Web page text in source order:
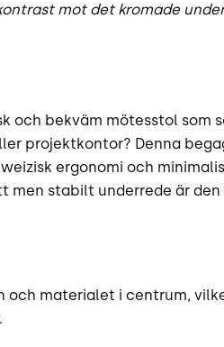
mot det kromade
och bekväm mötesstol som
projektkontor? Denna
ergonomi och
men stabilt underrede är
materialet i centrum,